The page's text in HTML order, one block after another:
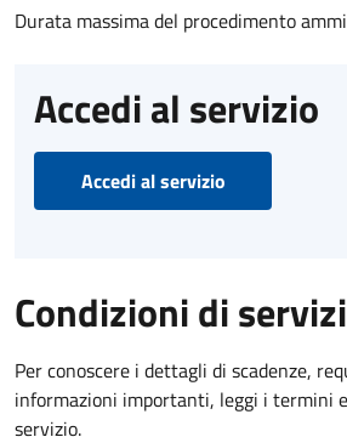
Durata massima del procedimento
Accedi al servizio
Accedi al servizio
Condizioni di
Per conoscere i dettagli di scadenze,
informazioni importanti, leggi i termini
servizio.